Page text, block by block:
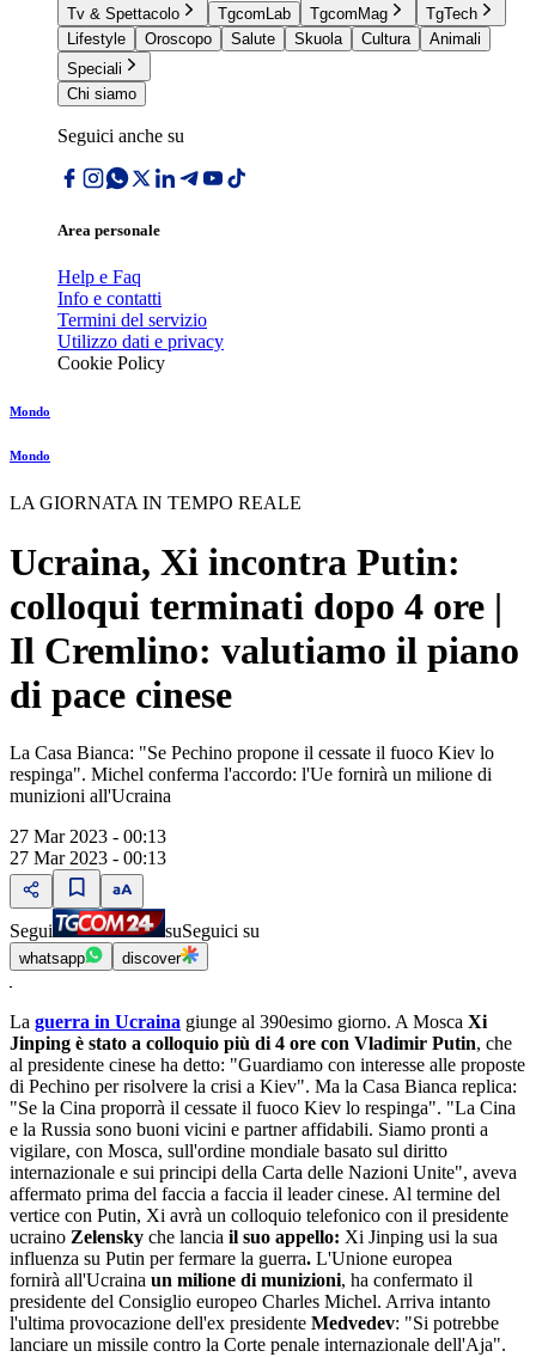
Tv & Spettacolo
TgcomLab TgcomMag
TgTech
Lifestyle
Oroscopo Salute Skuola Cultura
Animali
Speciali
Chi siamo
Seguici anche su
Area personale
Help e Faq
Info e contatti
Termini del servizio
Utilizzo dati e privacy
Cookie Policy
Mondo
Mondo
LA GIORNATA IN TEMPO REALE
Ucraina, Xi incontra Putin:
colloqui terminati dopo 4 ore |
Il Cremlino: valutiamo il piano
di pace cinese
La Casa Bianca: "Se Pechino propone il cessate il fuoco Kiev lo
respinga". Michel conferma l'accordo: l'Ue fornirà un milione di
munizioni all'Ucraina
27 Mar 2023 - 00:13
27 Mar 2023 - 00:13
Segui suSeguici su
whatsapp discover
La guerra in Ucraina giunge al 390esimo giorno. A Mosca Xi
Jinping è stato a colloquio più di 4 ore con Vladimir Putin, che
al presidente cinese ha detto: "Guardiamo con interesse alle proposte
di Pechino per risolvere la crisi a Kiev". Ma la Casa Bianca replica:
"Se la Cina proporrà il cessate il fuoco Kiev lo respinga". "La Cina
e la Russia sono buoni vicini e partner affidabili. Siamo pronti a
vigilare, con Mosca, sull'ordine mondiale basato sul diritto
internazionale e sui principi della Carta delle Nazioni Unite", aveva
affermato prima del faccia a faccia il leader cinese. Al termine del
vertice con Putin, Xi avrà un colloquio telefonico con il presidente
ucraino Zelensky che lancia il suo appello: Xi Jinping usi la sua
influenza su Putin per fermare la guerra. L'Unione europea
fornirà all'Ucraina un milione di munizioni, ha confermato il
presidente del Consiglio europeo Charles Michel. Arriva intanto
l'ultima provocazione dell'ex presidente Medvedev: "Si potrebbe
lanciare un missile contro la Corte penale internazionale dell'Aja".